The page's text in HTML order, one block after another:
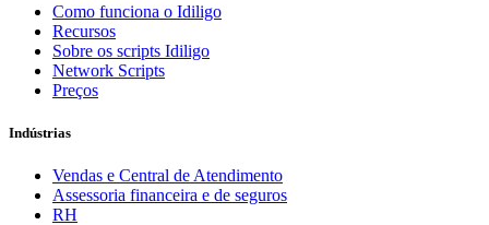
Como funciona o Idiligo
Recursos
Sobre os scripts Idiligo
Network Scripts
Preços
Indústrias
Vendas e Central de Atendimento
Assessoria financeira e de seguros
RH